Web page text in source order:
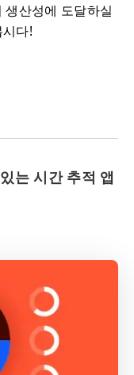
산성에 도달하실
다!
는 시간 추적 앱